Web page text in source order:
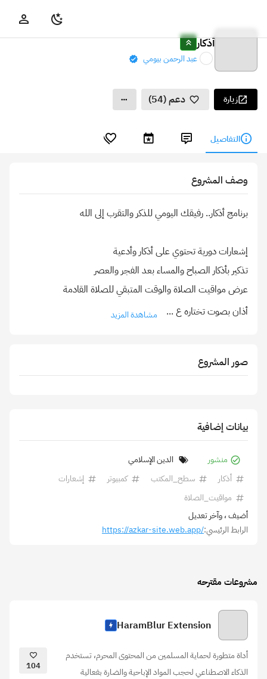
أذكار
عبد الرحمن بيومي
زيارة دعم (54)
التفاصيل
وصف المشروع
أذان بصوت تختاره ع ... مشاهدة المزيد
صور المشروع
بيانات إضافية
منشور
الدين الإسلامي
أذكار
سطح_المكتب كمبيوتر
إشعارات
مواقيت_الصلاة
أضيف، وآخر تعديل
الرابط الرئيسي:https://azkar-site.web.app/
مشروعات مقترحه
HaramBlur Extension
أداة متطورة لحماية المسلمين من المحتوى المحرم، تستخدم
الذكاء الاصطناعي لحجب المواد الإباحية والضارة بفعالية
104